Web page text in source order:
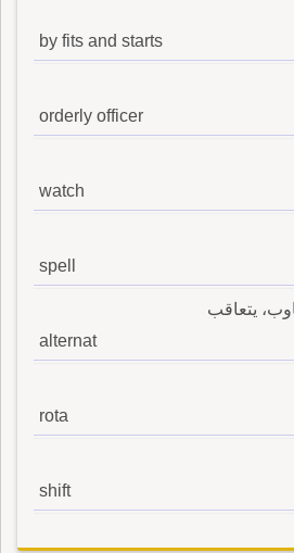
by fits and starts
orderly officer
watch
spell
يتعاقب
alternat
rota
shift